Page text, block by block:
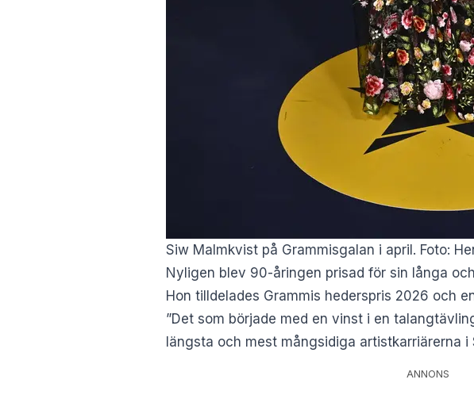
Siw Malmkvist på Grammisgalan i april. Foto:
Nyligen blev 90-åringen prisad för sin långa
Hon tilldelades Grammis hederspris 2026 och
”Det som började med en vinst i en
längsta och mest mångsidiga artistkarriärerna i
ANNONS